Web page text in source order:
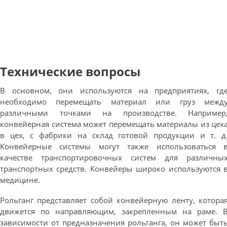
Технические вопросы
В основном, они используются на предприятиях,
необходимо перемещать материал или груз
различными точками на производстве.
конвейерная система может перемещать материалы из
в цех, с фабрики на склад готовой продукции и т.
Конвейерные системы могут также использоваться
качестве транспортировочных систем для
транспортных средств. Конвейеры широко используются
медицине.
Рольганг представляет собой конвейерную ленту,
движется по направляющим, закрепленным на раме.
зависимости от предназначения рольганга, он может